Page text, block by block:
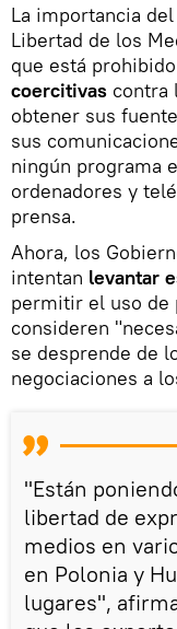
La importancia
Libertad de los
que está
coercitivas contra
obtener sus
sus
ningún programa
ordenadores y
prensa.
Ahora, los
intentan levantar
permitir el uso de
consideren
se desprende de
negociaciones a
"Están
libertad de
medios en
en Polonia y
lugares",